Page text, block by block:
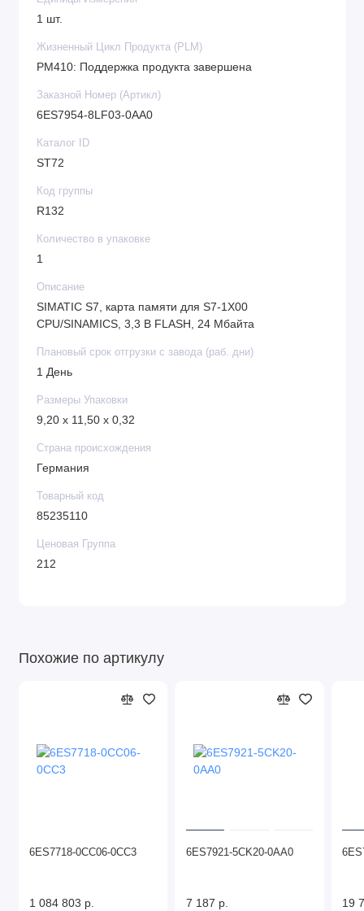
1 шт.
Жизненный Цикл Продукта (PLM)
PM410: Поддержка продукта завершена
Заказной Номер (Артикл)
6ES7954-8LF03-0AA0
Каталог ID
ST72
Код группы
R132
Количество в упаковке
1
Описание
SIMATIC S7, карта памяти для S7-1X00
CPU/SINAMICS, 3,3 В FLASH, 24 Мбайта
Плановый срок отгрузки с завода (раб. дни)
1 День
Размеры Упаковки
9,20 x 11,50 x 0,32
Страна происхождения
Германия
Товарный код
85235110
Ценовая Группа
212
Похожие по артикулу
6ES7718-0CC06-0CC3
1 084 803 р.
6ES7921-5CK20-0AA0
7 187 р. 19